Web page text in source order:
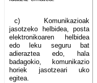
c) Komunikazioak
jasotzeko helbidea, posta
elektronikoaren helbidea
edo leku seguru bat
adieraztea edo, hala
badagokio, komunikazio
horiek jasotzeari uko
egitea.